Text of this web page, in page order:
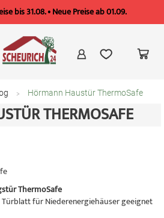
bis 31.08. • Neue Preise ab 01.09.
Hörmann Haustür ThermoSafe
THERMOSAFE
ThermoSafe
für Niederenergiehäuser geeignet